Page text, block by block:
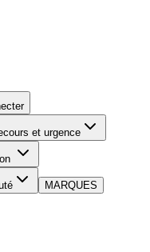
et urgence
MARQUES